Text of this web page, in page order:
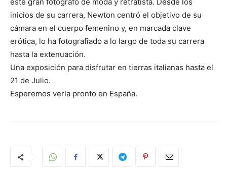
inicios de su carrera, Newton centró el objetivo de su
cámara en el cuerpo femenino y, en marcada clave
erótica, lo ha fotografiado a lo largo de toda su carrera
hasta la extenuación.
Una exposición para disfrutar en tierras italianas hasta el
21 de Julio.
Esperemos verla pronto en España.